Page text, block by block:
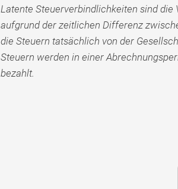
Latente Steuerverbindlichkeiten sind
aufgrund der zeitlichen Differenz
die Steuern tatsächlich von der
Steuern werden in einer
bezahlt.